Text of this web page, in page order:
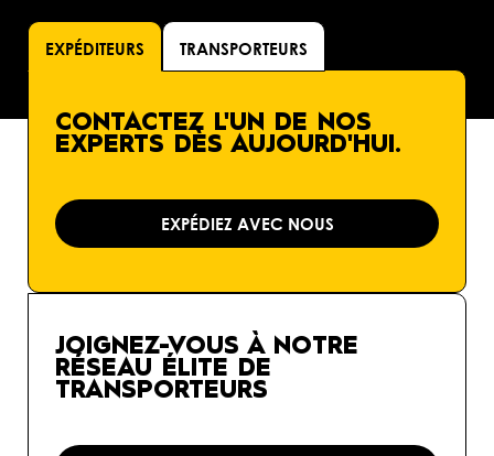
EXPÉDITEURS TRANSPORTEURS
CONTACTEZ L'UN DE NOS
EXPERTS DÈS AUJOURD'HUI.
EXPÉDIEZ AVEC NOUS
JOIGNEZ-VOUS À NOTRE
RÉSEAU ÉLITE DE
TRANSPORTEURS